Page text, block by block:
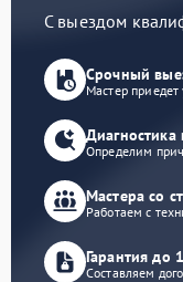
С выездом
Срочный
Мастер
Диагностика
Определим
Мастера со
Работаем с
Гарантия до
Составляем